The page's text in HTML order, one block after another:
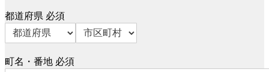
都道府県 必須
町名・番地 必須